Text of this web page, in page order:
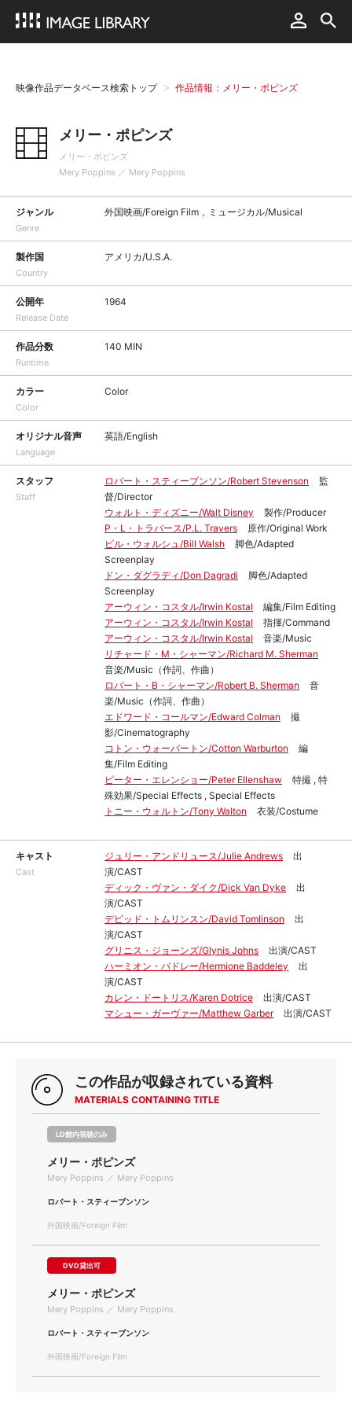
映像作品データベース検索トップ 作品情報：メリー・ポピンズ
メリー・ポピンズ
メリー・ポピンズ
Mery Poppins ／ Mery Poppins
ジャンル
Genre
外国映画/Foreign Film，ミュージカル/Musical
製作国
Country
アメリカ/U.S.A.
公開年
Release Date
1964
作品分数
Runtime
140 MIN
カラー
Color
Color
オリジナル音声
Language
英語/English
スタッフ
Staff
ロバート・スティーブンソン/Robert Stevenson
監
督/Director
ウォルト・ディズニー/Walt Disney
製作/Producer
P・L・トラバース/P.L. Travers
原作/Original Work
ビル・ウォルシュ/Bill Walsh
脚色/Adapted
Screenplay
ドン・ダグラディ/Don Dagradi
脚色/Adapted
Screenplay
アーウィン・コスタル/Irwin Kostal
編集/Film Editing
アーウィン・コスタル/Irwin Kostal
指揮/Command
アーウィン・コスタル/Irwin Kostal
音楽/Music
リチャード・M・シャーマン/Richard M. Sherman
音楽/Music（作詞、作曲）
ロバート・B・シャーマン/Robert B. Sherman
音
楽/Music（作詞、作曲）
エドワード・コールマン/Edward Colman
撮
影/Cinematography
コトン・ウォーバートン/Cotton Warburton
編
集/Film Editing
ピーター・エレンショー/Peter Ellenshaw
特撮 , 特
殊効果/Special Effects , Special Effects
トニー・ウォルトン/Tony Walton
衣装/Costume
キャスト
Cast
ジュリー・アンドリュース/Julie Andrews
出
演/CAST
ディック・ヴァン・ダイク/Dick Van Dyke
出
演/CAST
デビッド・トムリンスン/David Tomlinson
出
演/CAST
グリニス・ジョーンズ/Glynis Johns
出演/CAST
ハーミオン・バドレー/Hermione Baddeley
出
演/CAST
カレン・ドートリス/Karen Dotrice
出演/CAST
マシュー・ガーヴァー/Matthew Garber
出演/CAST
この作品が収録されている資料
MATERIALS CONTAINING TITLE
LD館内視聴のみ
メリー・ポピンズ
Mery Poppins ／ Mery Poppins
ロバート・スティーブンソン
外国映画/Foreign Film
DVD貸出可
メリー・ポピンズ
Mery Poppins ／ Mery Poppins
ロバート・スティーブンソン
外国映画/Foreign Film